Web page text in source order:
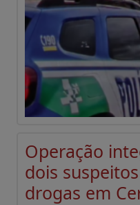
Operação
dois
drogas em